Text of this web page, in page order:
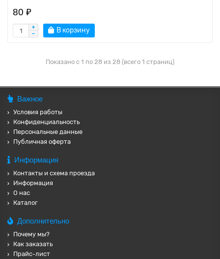
80 ₽
В корзину
Показано с 1 по 28 из 28 (всего 1 страниц)
Важное
Условия работы
Конфиденциальность
Персональные данные
Публичная оферта
Информация
Контакты и схема проезда
Информация
О нас
Каталог
Дополнительно
Почему мы?
Как заказать
Прайс-лист